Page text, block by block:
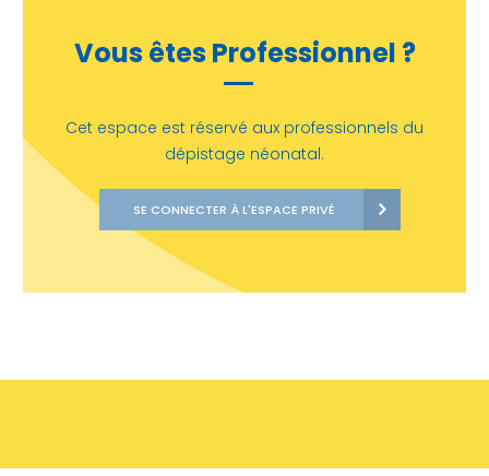
Vous êtes Professionnel ?
Cet espace est réservé aux professionnels du
dépistage néonatal.
SE CONNECTER À L'ESPACE PRIVÉ